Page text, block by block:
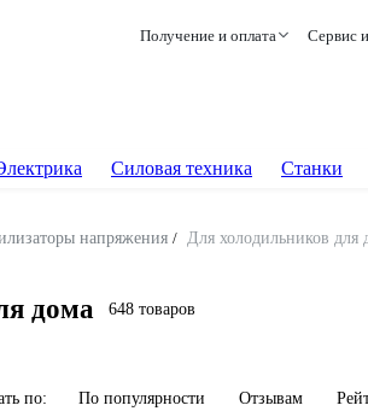
Получение и оплата Сервис
Силовая техника Станки
напряжения / Для холодильников для
дома 648 товаров
по: По популярности Отзывам